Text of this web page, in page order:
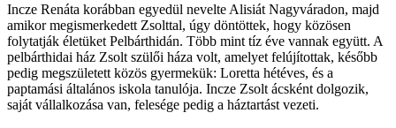
Incze Renáta korábban egyedül nevelte Alisiát Nagyváradon, majd
amikor megismerkedett Zsolttal, úgy döntöttek, hogy közösen
folytatják életüket Pelbárthidán. Több mint tíz éve vannak együtt. A
pelbárthidai ház Zsolt szülői háza volt, amelyet felújítottak, később
pedig megszületett közös gyermekük: Loretta hétéves, és a
paptamási általános iskola tanulója. Incze Zsolt ácsként dolgozik,
saját vállalkozása van, felesége pedig a háztartást vezeti.